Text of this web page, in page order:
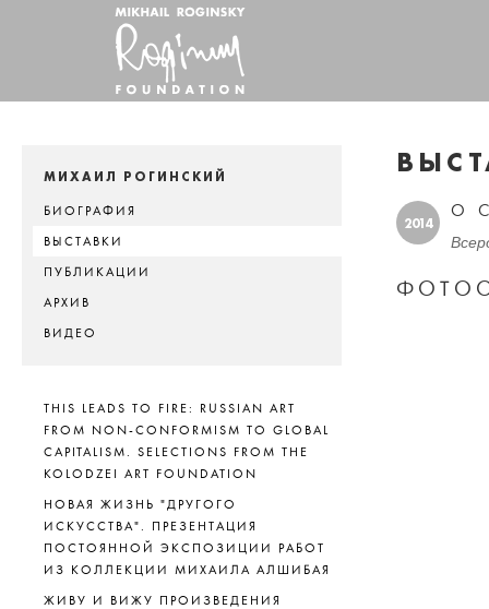
МИХАИЛ РОГИНСКИЙ
БИОГРАФИЯ
ВЫСТАВКИ
ПУБЛИКАЦИИ
АРХИВ
ВИДЕО
THIS LEADS TO FIRE: RUSSIAN ART
FROM NON-CONFORMISM TO GLOBAL
CAPITALISM. SELECTIONS FROM THE
KOLODZEI ART FOUNDATION
НОВАЯ ЖИЗНЬ "ДРУГОГО
ИСКУССТВА". ПРЕЗЕНТАЦИЯ
ПОСТОЯННОЙ ЭКСПОЗИЦИИ РАБОТ
ИЗ КОЛЛЕКЦИИ МИХАИЛА АЛШИБАЯ
ЖИВУ И ВИЖУ ПРОИЗВЕДЕНИЯ
2014
О